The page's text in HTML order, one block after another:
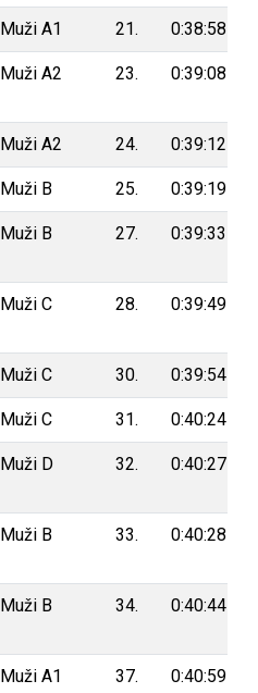
Muži A1 21. 0:38:58
Muži A2 23. 0:39:08
Muži A2 24. 0:39:12
Muži B 25. 0:39:19
Muži B 27. 0:39:33
Muži C 28. 0:39:49
Muži C 30. 0:39:54
Muži C 31. 0:40:24
Muži D 32. 0:40:27
Muži B 33. 0:40:28
Muži B 34. 0:40:44
Muži A1 37. 0:40:59